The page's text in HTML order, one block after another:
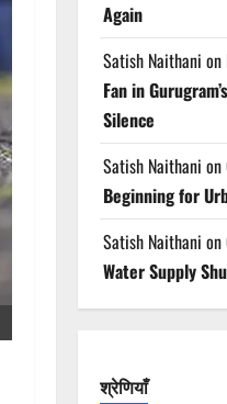
Again
Satish Naithani on
Fan in
Silence
Satish Naithani on
Beginning for
Satish Naithani on
Water Supply
श्रेणियाँ